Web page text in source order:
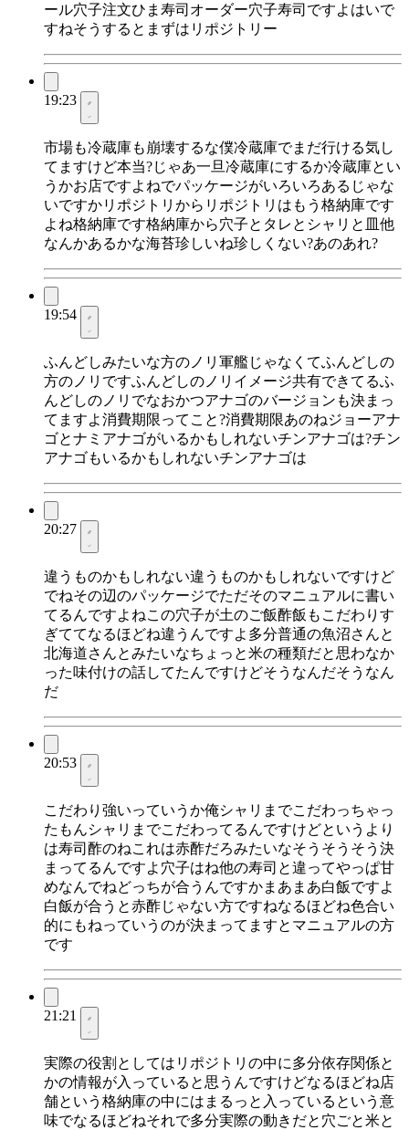
ール穴子注文ひま寿司オーダー穴子寿司ですよはいで
すねそうするとまずはリポジトリー
19:23
市場も冷蔵庫も崩壊するな僕冷蔵庫でまだ行ける気し
てますけど本当?じゃあ一旦冷蔵庫にするか冷蔵庫とい
うかお店ですよねでパッケージがいろいろあるじゃな
いですかリポジトリからリポジトリはもう格納庫です
よね格納庫です格納庫から穴子とタレとシャリと皿他
なんかあるかな海苔珍しいね珍しくない?あのあれ?
19:54
ふんどしみたいな方のノリ軍艦じゃなくてふんどしの
方のノリですふんどしのノリイメージ共有できてるふ
んどしのノリでなおかつアナゴのバージョンも決まっ
てますよ消費期限ってこと?消費期限あのねジョーアナ
ゴとナミアナゴがいるかもしれないチンアナゴは?チン
アナゴもいるかもしれないチンアナゴは
20:27
違うものかもしれない違うものかもしれないですけど
でねその辺のパッケージでただそのマニュアルに書い
てるんですよねこの穴子が土のご飯酢飯もこだわりす
ぎててなるほどね違うんですよ多分普通の魚沼さんと
北海道さんとみたいなちょっと米の種類だと思わなか
った味付けの話してたんですけどそうなんだそうなん
だ
20:53
こだわり強いっていうか俺シャリまでこだわっちゃっ
たもんシャリまでこだわってるんですけどというより
は寿司酢のねこれは赤酢だろみたいなそうそうそう決
まってるんですよ穴子はね他の寿司と違ってやっぱ甘
めなんでねどっちが合うんですかまあまあ白飯ですよ
白飯が合うと赤酢じゃない方ですねなるほどね色合い
的にもねっていうのが決まってますとマニュアルの方
です
21:21
実際の役割としてはリポジトリの中に多分依存関係と
かの情報が入っていると思うんですけどなるほどね店
舗という格納庫の中にはまるっと入っているという意
味でなるほどねそれで多分実際の動きだと穴ごと米と